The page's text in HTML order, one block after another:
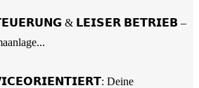
& 𝗟𝗘𝗜𝗦𝗘𝗥 𝗕𝗘𝗧𝗥𝗜𝗘𝗕 –
Deine